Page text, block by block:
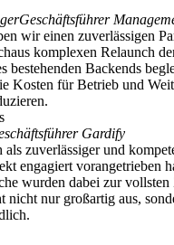
Geschäftsführer
wir einen zuverlässigen
komplexen Relaunch
bestehenden Backends
Kosten für Betrieb und
Gardify
zuverlässiger und
engagiert vorangetrieben
wurden dabei zur
nicht nur großartig aus,